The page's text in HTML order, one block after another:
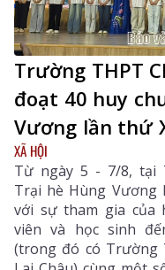
Trường THPT
đoạt 40 huy
Vương lần thứ
XÃ HỘI
Từ ngày 5 - 7/8, tại
Trại hè Hùng Vương
với sự tham gia của
viên và học sinh
(trong đó có Trường